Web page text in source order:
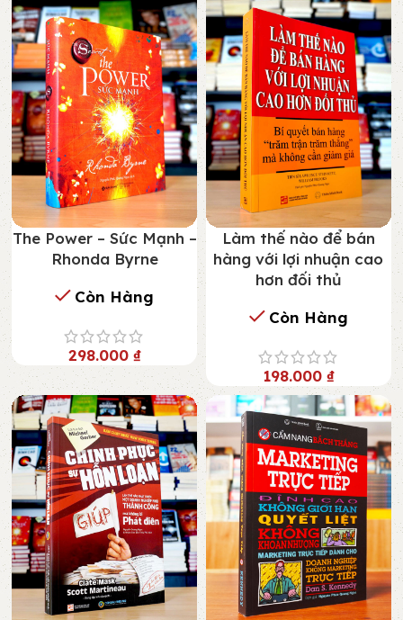
The Power – Sức Mạnh –
Rhonda Byrne
Còn Hàng
298.000 ₫
Làm thế nào để bán
hàng với lợi nhuận cao
hơn đối thủ
Còn Hàng
198.000 ₫